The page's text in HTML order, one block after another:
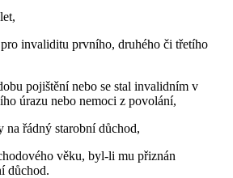
invaliditu prvního, druhého či třetího
pojištění nebo se stal invalidním v
úrazu nebo nemoci z povolání,
na řádný starobní důchod,
věku, byl-li mu přiznán
důchod.